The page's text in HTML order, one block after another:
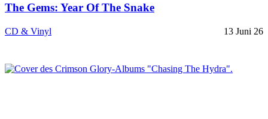
The Gems: Year Of The Snake
CD & Vinyl 13 Juni 26